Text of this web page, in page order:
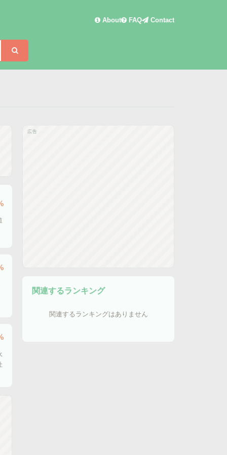
About FAQ Contact
広告
関連するランキング
関連するランキングはありません